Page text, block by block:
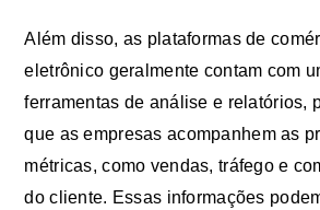
Além disso, as plataformas de
eletrônico geralmente contam com
ferramentas de análise e relatórios,
que as empresas acompanhem as
métricas, como vendas, tráfego e
do cliente. Essas informações